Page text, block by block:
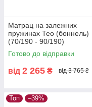
Матрац на залежних
пружинах Тео (боннель)
(70/190 - 90/190)
Готово до відправки
від 2 265 ₴ від 3 765 ₴
Топ –39%